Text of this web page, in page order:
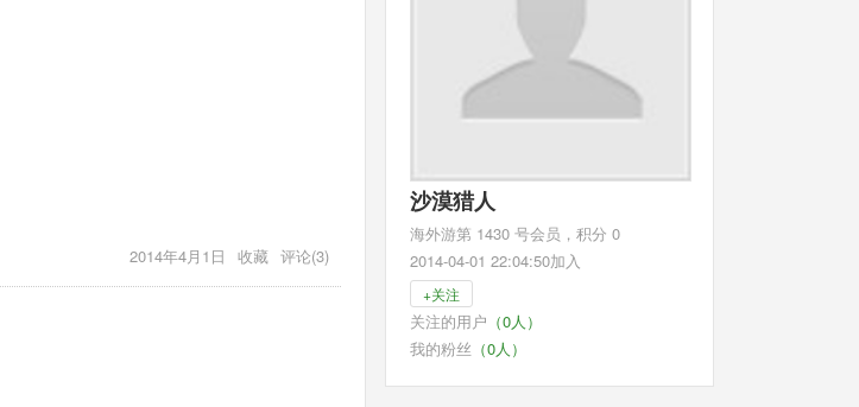
沙漠猎人
海外游第 1430 号会员，积分 0
2014-04-01 22:04:50加入
+关注
关注的用户 （0人）
我的粉丝 （0人）
评论(3)
收藏
2014年4月1日